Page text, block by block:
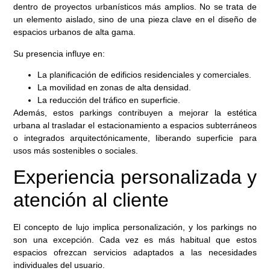
dentro de proyectos urbanísticos más amplios. No se trata de
un elemento aislado, sino de una pieza clave en el diseño de
espacios urbanos de alta gama.
Su presencia influye en:
La planificación de edificios residenciales y comerciales.
La movilidad en zonas de alta densidad.
La reducción del tráfico en superficie.
Además, estos parkings contribuyen a mejorar la estética
urbana al trasladar el estacionamiento a espacios subterráneos
o integrados arquitectónicamente, liberando superficie para
usos más sostenibles o sociales.
Experiencia personalizada y
atención al cliente
El concepto de lujo implica personalización, y los parkings no
son una excepción. Cada vez es más habitual que estos
espacios ofrezcan servicios adaptados a las necesidades
individuales del usuario.